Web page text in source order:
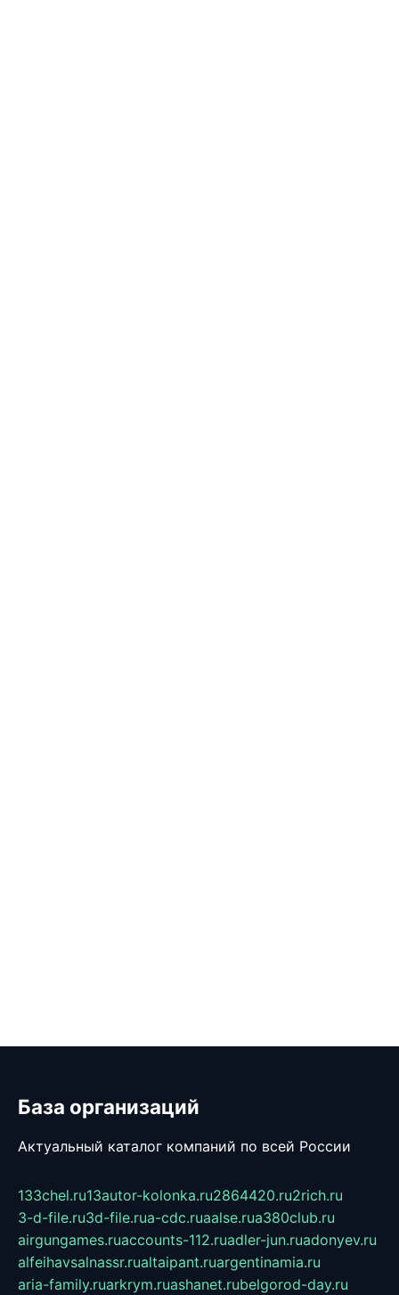
База организаций
Актуальный каталог компаний по всей России
133chel.ru13autor-kolonka.ru2864420.ru2rich.ru
3-d-file.ru3d-file.rua-cdc.ruaalse.rua380club.ru
airgungames.ruaccounts-112.ruadler-jun.ruadonyev.ru
alfeihavsalnassr.rualtaipant.ruargentinamia.ru
aria-family.ruarkrym.ruashanet.rubelgorod-day.ru